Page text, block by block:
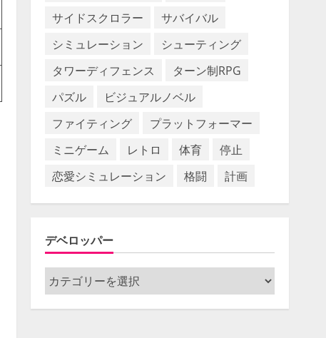
サイドスクロラー
サバイバル
シミュレーション
シューティング
タワーディフェンス
ターン制RPG
パズル
ビジュアルノベル
ファイティング
プラットフォーマー
ミニゲーム
レトロ 体育
停止
恋愛シミュレーション
格闘 計画
デベロッパー
デ
ベ